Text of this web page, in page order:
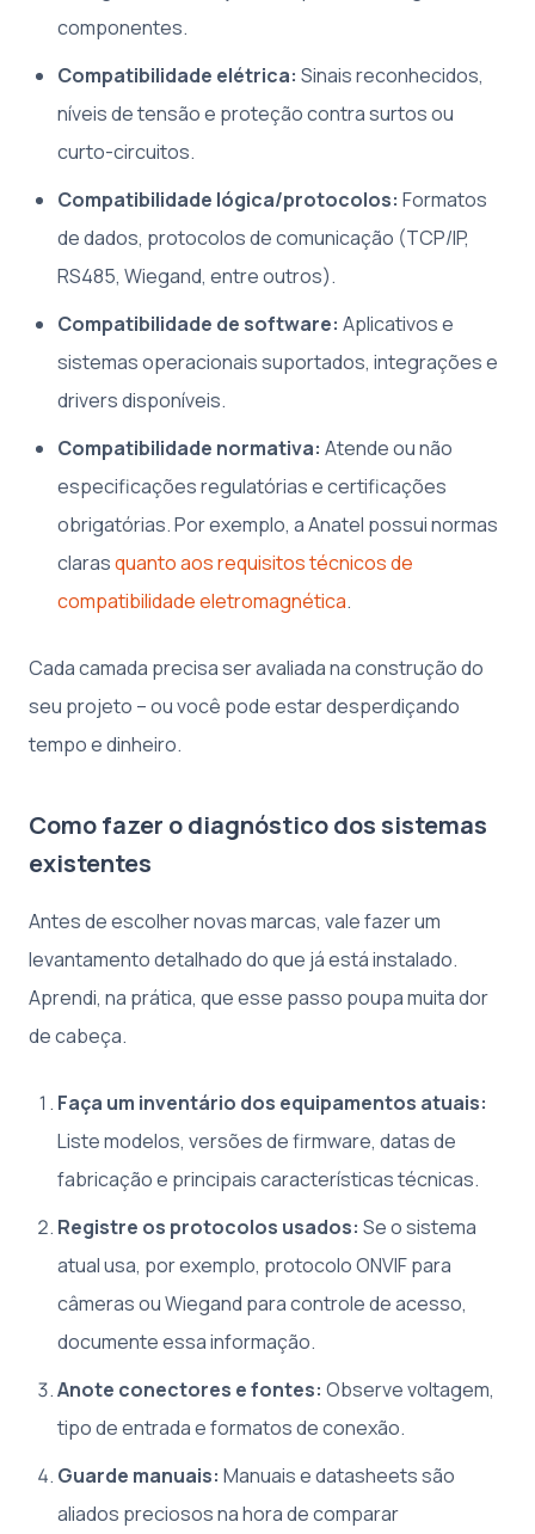
componentes.
Compatibilidade elétrica: Sinais reconhecidos,
níveis de tensão e proteção contra surtos ou
curto-circuitos.
Compatibilidade lógica/protocolos: Formatos
de dados, protocolos de comunicação (TCP/IP,
RS485, Wiegand, entre outros).
Compatibilidade de software: Aplicativos e
sistemas operacionais suportados, integrações e
drivers disponíveis.
Compatibilidade normativa: Atende ou não
especificações regulatórias e certificações
obrigatórias. Por exemplo, a Anatel possui normas
clarasquanto aos requisitos técnicos de
compatibilidade eletromagnética.
Cada camada precisa ser avaliada na construção do
seu projeto – ou você pode estar desperdiçando
tempo e dinheiro.
Como fazer o diagnóstico dos sistemas
existentes
Antes de escolher novas marcas, vale fazer um
levantamento detalhado do que já está instalado.
Aprendi, na prática, que esse passo poupa muita dor
de cabeça.
Faça um inventário dos equipamentos atuais:
Liste modelos, versões de firmware, datas de
fabricação e principais características técnicas.
Registre os protocolos usados: Se o sistema
atual usa, por exemplo, protocolo ONVIF para
câmeras ou Wiegand para controle de acesso,
documente essa informação.
Anote conectores e fontes: Observe voltagem,
tipo de entrada e formatos de conexão.
Guarde manuais: Manuais e datasheets são
aliados preciosos na hora de comparar